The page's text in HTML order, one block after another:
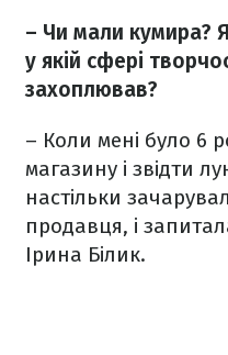
– Чи мали кумира?
у якій сфері
захоплював?
– Коли мені було 6
магазину і звідти
настільки
продавця, і
Ірина Білик.